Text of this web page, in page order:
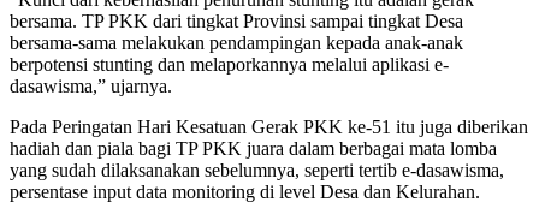
bersama. TP PKK dari tingkat Provinsi sampai tingkat Desa
bersama-sama melakukan pendampingan kepada anak-anak
berpotensi stunting dan melaporkannya melalui aplikasi e-
dasawisma,” ujarnya.
Pada Peringatan Hari Kesatuan Gerak PKK ke-51 itu juga diberikan
hadiah dan piala bagi TP PKK juara dalam berbagai mata lomba
yang sudah dilaksanakan sebelumnya, seperti tertib e-dasawisma,
persentase input data monitoring di level Desa dan Kelurahan.